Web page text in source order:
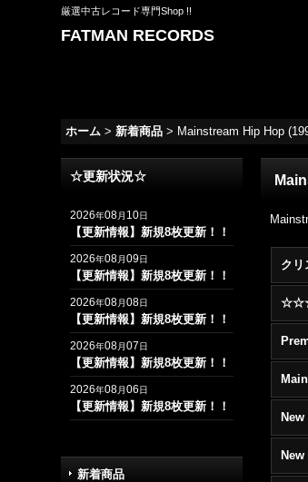
厳選中古レコード専門Shop !!
FATMAN RECORDS
ホーム > 新着商品 > Mainstream Hip Hop
☆更新状況☆
2026年08月 10日
【更新情報】新規8枚更新！！
2026年08月09日
【更新情報】新規8枚更新！！
2026年08月08日
【更新情報】新規8枚更新！！
2026年08月07日
【更新情報】新規8枚更新！！
2026年08月06日
【更新情報】新規8枚更新！！
新着商品
クリ